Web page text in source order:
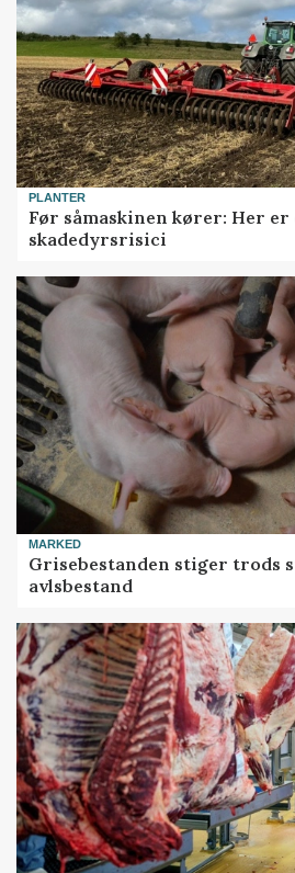
PLANTER
Før såmaskinen kører: Her
skadedyrsrisici
MARKED
Grisebestanden stiger trods
avlsbestand